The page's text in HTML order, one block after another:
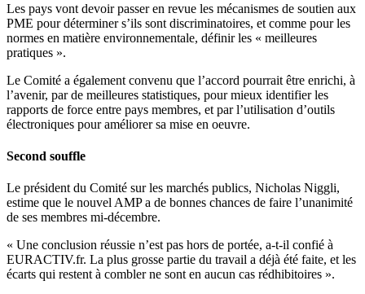
Les pays vont devoir passer en revue les mécanismes de soutien aux
PME pour déterminer s’ils sont discriminatoires, et comme pour les
normes en matière environnementale, définir les « meilleures
pratiques ».
Le Comité a également convenu que l’accord pourrait être enrichi, à
l’avenir, par de meilleures statistiques, pour mieux identifier les
rapports de force entre pays membres, et par l’utilisation d’outils
électroniques pour améliorer sa mise en oeuvre.
Second souffle
Le président du Comité sur les marchés publics, Nicholas Niggli,
estime que le nouvel AMP a de bonnes chances de faire l’unanimité
de ses membres mi-décembre.
« Une conclusion réussie n’est pas hors de portée, a-t-il confié à
EURACTIV.fr. La plus grosse partie du travail a déjà été faite, et les
écarts qui restent à combler ne sont en aucun cas rédhibitoires ».